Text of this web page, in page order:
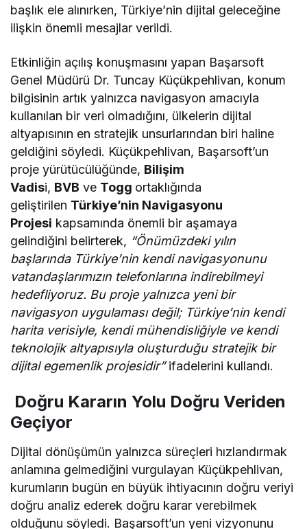
başlık ele alınırken, Türkiye’nin dijital geleceğine
ilişkin önemli mesajlar verildi.
Etkinliğin açılış konuşmasını yapan Başarsoft
Genel Müdürü Dr. Tuncay Küçükpehlivan, konum
bilgisinin artık yalnızca navigasyon amacıyla
kullanılan bir veri olmadığını, ülkelerin dijital
altyapısının en stratejik unsurlarından biri haline
geldiğini söyledi. Küçükpehlivan, Başarsoft’un
proje yürütücülüğünde, Bilişim
Vadisi, BVB ve Togg ortaklığında
geliştirilen Türkiye’nin Navigasyonu
Projesi kapsamında önemli bir aşamaya
gelindiğini belirterek, “Önümüzdeki yılın
başlarında Türkiye’nin kendi navigasyonunu
vatandaşlarımızın telefonlarına indirebilmeyi
hedefliyoruz. Bu proje yalnızca yeni bir
navigasyon uygulaması değil; Türkiye’nin kendi
harita verisiyle, kendi mühendisliğiyle ve kendi
teknolojik altyapısıyla oluşturduğu stratejik bir
dijital egemenlik projesidir”ifadelerini kullandı.
Doğru Kararın Yolu Doğru Veriden
Geçiyor
Dijital dönüşümün yalnızca süreçleri hızlandırmak
anlamına gelmediğini vurgulayan Küçükpehlivan,
kurumların bugün en büyük ihtiyacının doğru veriyi
doğru analiz ederek doğru karar verebilmek
olduğunu söyledi. Başarsoft’un yeni vizyonunu